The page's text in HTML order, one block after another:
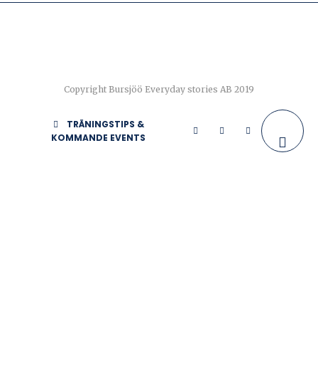
Copyright Bursjöö Everyday stories AB 2019
TRÄNINGSTIPS &
KOMMANDE EVENTS